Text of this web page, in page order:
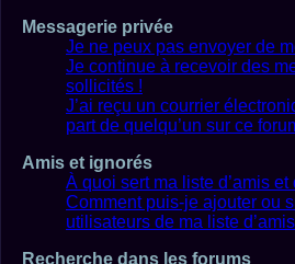
Messagerie privée
Je ne peux pas envoyer de
Je continue à recevoir des
sollicités !
J’ai reçu un courrier
part de quelqu’un sur ce
Amis et ignorés
À quoi sert ma liste d’amis et
Comment puis-je ajouter ou
utilisateurs de ma liste
Recherche dans les forums